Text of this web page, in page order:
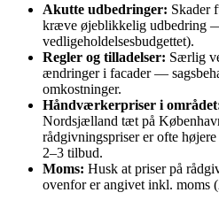
Akutte udbedringer: Skader
kræve øjeblikkelig udbedring
vedligeholdelsesbudgettet).
Regler og tilladelser: Særlig
ændringer i facader —
omkostninger.
Håndværkerpriser i
Nordsjælland tæt på
rådgivningspriser er ofte
2–3 tilbud.
Moms: Husk at priser på
ovenfor er angivet inkl. moms